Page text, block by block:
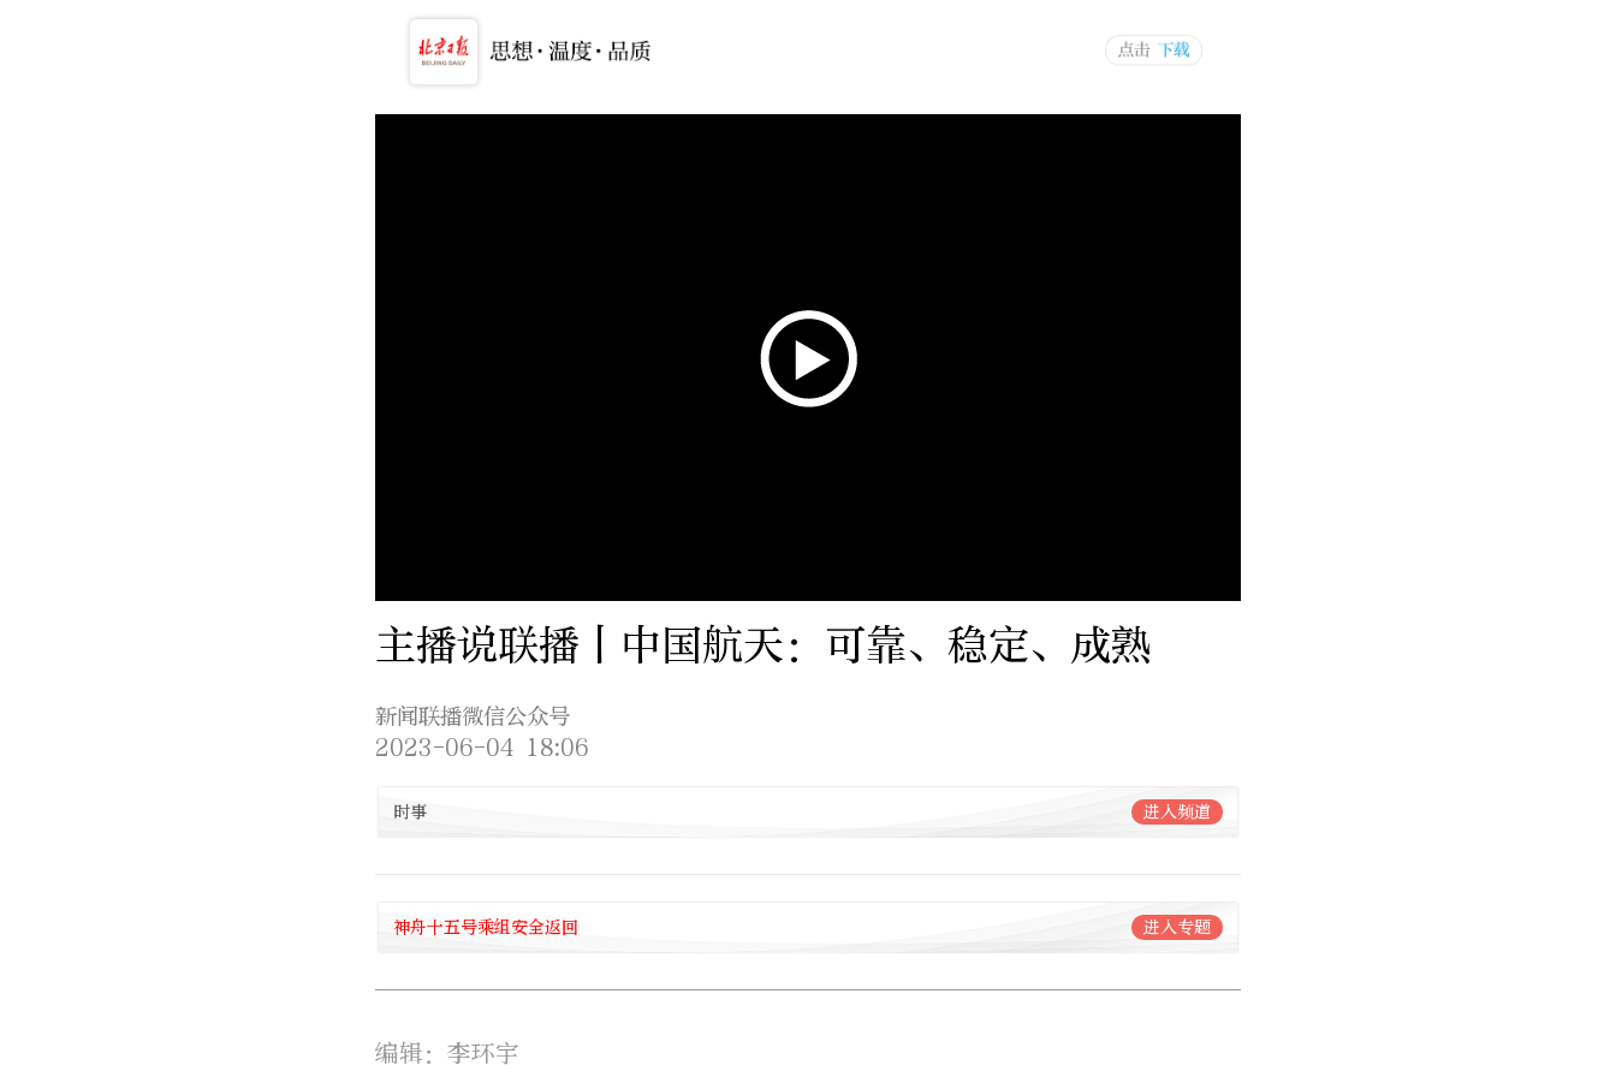
主播说联播丨中国航天：可靠、稳定、成熟
新闻联播微信公众号
2023-06-04 18:06
时事 进入频道
神舟十五号乘组安全返回 进入专题
编辑：李环宇